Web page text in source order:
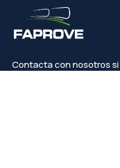
Contacta con nosotros